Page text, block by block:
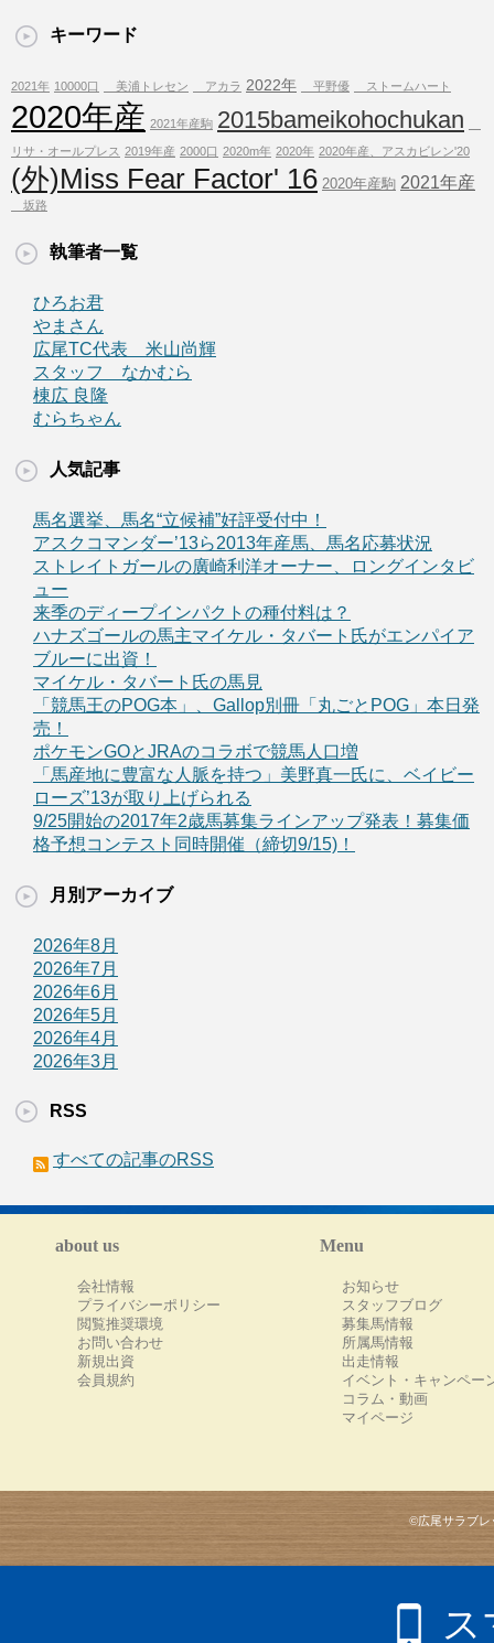
キーワード
2021年 10000口 美浦トレセン アカラ 2022年 平野優 ストームハート
2020年産 2021年産駒 2015bameikohochukan
リサ・オールプレス 2019年産 2000口 2020m年 2020年 2020年産、アスカビレン'20
(外)Miss Fear Factor' 16 2020年産駒 2021年産
坂路
執筆者一覧
ひろお君
やまさん
広尾TC代表 米山尚輝
スタッフ なかむら
棟広 良隆
むらちゃん
人気記事
馬名選挙、馬名“立候補”好評受付中！
アスクコマンダー’13ら2013年産馬、馬名応募状況
ストレイトガールの廣崎利洋オーナー、ロングインタビ
ュー
来季のディープインパクトの種付料は？
ハナズゴールの馬主マイケル・タバート氏がエンパイア
ブルーに出資！
マイケル・タバート氏の馬見
「競馬王のPOG本」、Gallop別冊「丸ごとPOG」本日発
売！
ポケモンGOとJRAのコラボで競馬人口増
「馬産地に豊富な人脈を持つ」美野真一氏に、ベイビー
ローズ’13が取り上げられる
9/25開始の2017年2歳馬募集ラインアップ発表！募集価
格予想コンテスト同時開催（締切9/15)！
月別アーカイブ
2026年8月
2026年7月
2026年6月
2026年5月
2026年4月
2026年3月
RSS
すべての記事のRSS